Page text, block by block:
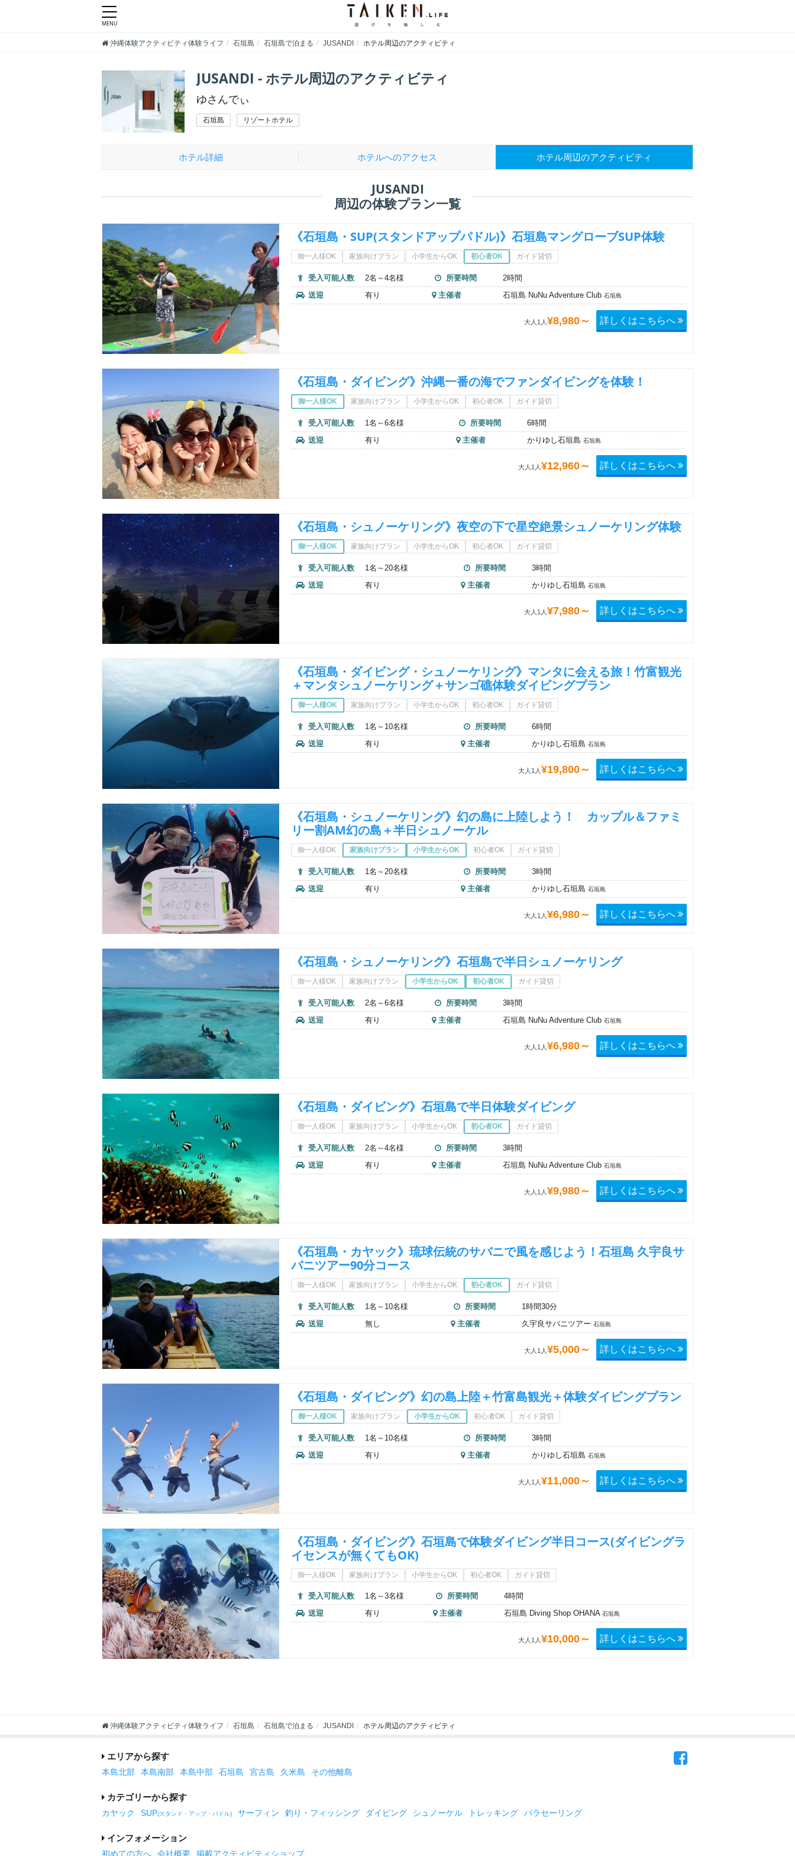
沖縄体験アクティビティ体験ライフ 石垣島 石垣島で泊まる JUSANDI ホテル周辺のアクティビティ
JUSANDI - ホテル周辺のアクティビティ
ゆさんでぃ
石垣島 リゾートホテル
ホテル詳細 ホテルへのアクセス ホテル周辺のアクティビティ
JUSANDI
周辺の体験プラン一覧
《石垣島・SUP(スタンドアップパドル)》石垣島マングローブSUP体験
御一人様OK 家族向けプラン 小学生からOK 初心者OK ガイド貸切
受入可能人数 2名～4名様 所要時間
2時間
送迎
有り 主催者 石垣島 NuNu Adventure Club石垣島
大人1人 ¥8,980～ 詳しくはこちらへ
《石垣島・ダイビング》沖縄一番の海でファンダイビングを体験！
御一人様OK 家族向けプラン 小学生からOK 初心者OK ガイド貸切
受入可能人数 1名～6名様 所要時間
6時間
送迎
有り 主催者 かりゆし石垣島石垣島
大人1人 ¥12,960～ 詳しくはこちらへ
《石垣島・シュノーケリング》夜空の下で星空絶景シュノーケリング体験
御一人様OK 家族向けプラン 小学生からOK 初心者OK ガイド貸切
受入可能人数 1名～20名様 所要時間
3時間
送迎
有り 主催者 かりゆし石垣島石垣島
大人1人 ¥7,980～ 詳しくはこちらへ
《石垣島・ダイビング・シュノーケリング》マンタに会える旅！竹富観光
＋マンタシュノーケリング＋サンゴ礁体験ダイビングプラン
御一人様OK 家族向けプラン 小学生からOK 初心者OK ガイド貸切
受入可能人数 1名～10名様 所要時間
6時間
送迎
有り 主催者 かりゆし石垣島石垣島
大人1人 ¥19,800～ 詳しくはこちらへ
《石垣島・シュノーケリング》幻の島に上陸しよう！ カップル＆ファミ
リー割AM幻の島＋半日シュノーケル
御一人様OK 家族向けプラン 小学生からOK 初心者OK ガイド貸切
受入可能人数 1名～20名様 所要時間
3時間
送迎
有り 主催者 かりゆし石垣島石垣島
大人1人 ¥6,980～ 詳しくはこちらへ
《石垣島・シュノーケリング》石垣島で半日シュノーケリング
御一人様OK 家族向けプラン 小学生からOK 初心者OK ガイド貸切
受入可能人数 2名～6名様 所要時間
3時間
送迎
有り 主催者 石垣島 NuNu Adventure Club石垣島
大人1人 ¥6,980～ 詳しくはこちらへ
《石垣島・ダイビング》石垣島で半日体験ダイビング
御一人様OK 家族向けプラン 小学生からOK 初心者OK ガイド貸切
受入可能人数 2名～4名様 所要時間
3時間
送迎
有り 主催者 石垣島 NuNu Adventure Club石垣島
大人1人 ¥9,980～ 詳しくはこちらへ
《石垣島・カヤック》琉球伝統のサバニで風を感じよう！石垣島 久宇良サ
バニツアー90分コース
御一人様OK 家族向けプラン 小学生からOK 初心者OK ガイド貸切
受入可能人数 1名～10名様 所要時間
1時間30分
送迎
無し 主催者 久宇良サバニツアー石垣島
大人1人 ¥5,000～ 詳しくはこちらへ
《石垣島・ダイビング》幻の島上陸＋竹富島観光＋体験ダイビングプラン
御一人様OK 家族向けプラン 小学生からOK 初心者OK ガイド貸切
受入可能人数 1名～10名様 所要時間
3時間
送迎
有り 主催者 かりゆし石垣島石垣島
大人1人 ¥11,000～ 詳しくはこちらへ
《石垣島・ダイビング》石垣島で体験ダイビング半日コース(ダイビングラ
イセンスが無くてもOK)
御一人様OK 家族向けプラン 小学生からOK 初心者OK ガイド貸切
受入可能人数 1名～3名様 所要時間
4時間
送迎
有り 主催者 石垣島 Diving Shop OHANA石垣島
大人1人 ¥10,000～ 詳しくはこちらへ
沖縄体験アクティビティ体験ライフ 石垣島 石垣島で泊まる JUSANDI ホテル周辺のアクティビティ
エリアから探す
本島北部 本島南部 本島中部 石垣島 宮古島 久米島 その他離島
カテゴリーから探す
カヤック SUP(スタンド・アップ・パドル) サーフィン 釣り・フィッシング ダイビング シュノーケル トレッキング パラセーリング
インフォメーション
初めての方へ 会社概要 掲載アクティビティショップ